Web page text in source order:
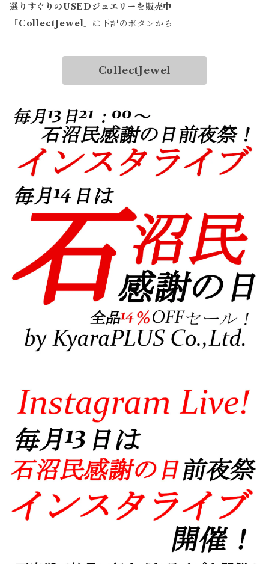
選りすぐりのUSEDジュエリーを販売中
「CollectJewel 」は下記のボタンから
CollectJewel